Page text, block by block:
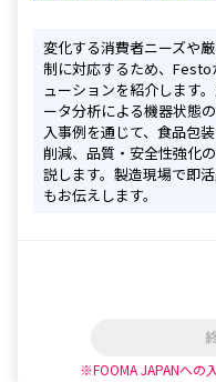
変化する消費者ニーズや
制に対応するため、Festo
ューションを紹介します
ータ分析による機器状態
入事例を通じて、食品包
削減、品質・安全性強化
説します。製造現場で即
もお伝えします。
※FOOMA JAPANへの